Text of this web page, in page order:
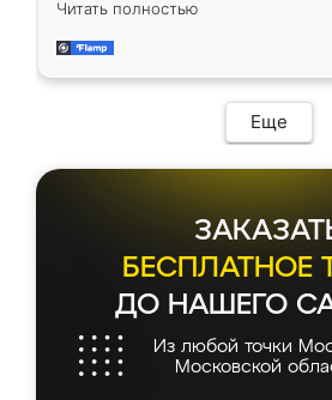
приехал замерщик, всё
и снял размеры. Изготовили
мебель сразу встала на
каких-либо доработок.
довольна, все выглядит
Читать полностью
Еще
БЕСПЛАТНОЕ
ДО НАШЕГО
Из любой точки
Московской